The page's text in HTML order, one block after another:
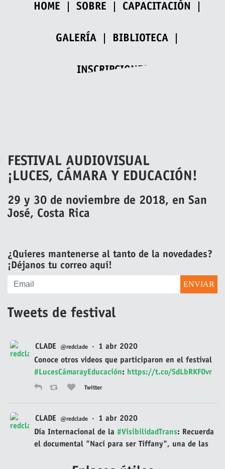
HOME SOBRE CAPACITACIÓN
GALERÍA BIBLIOTECA
INSCRIPCIONES
FESTIVAL AUDIOVISUAL
¡LUCES, CÁMARA Y EDUCACIÓN!
29 y 30 de noviembre de 2018, en San
José, Costa Rica
¿Quieres mantenerse al tanto de la novedades?
¡Déjanos tu correo aquí!
Tweets de festival
CLADE @redclade ·
1 abr 2020
Conoce otros videos que participaron en el festival
#LucesCámarayEducación: https://t.co/SdLbRKFOvr
Twitter
CLADE @redclade ·
1 abr 2020
Día Internacional de la #VisibilidadTrans: Recuerda
el documental "Nací para ser Tiffany", una de las